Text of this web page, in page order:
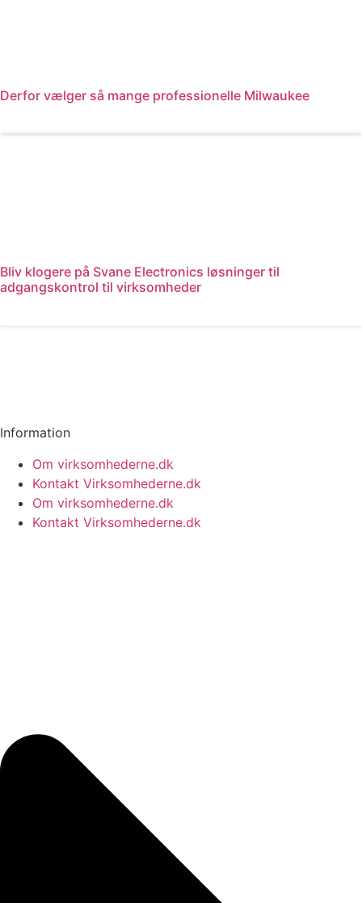
Derfor vælger så mange professionelle Milwaukee
Bliv klogere på Svane Electronics løsninger til
adgangskontrol til virksomheder
Information
Om virksomhederne.dk
Kontakt Virksomhederne.dk
Om virksomhederne.dk
Kontakt Virksomhederne.dk